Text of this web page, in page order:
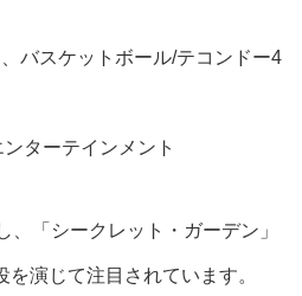
バスケットボール/テコンドー4
ターテインメント
、「シークレット・ガーデン」
演じて注目されています。